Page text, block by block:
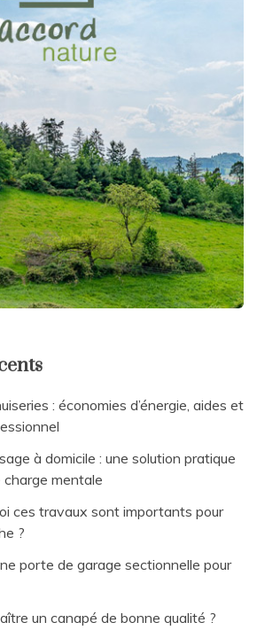
: économies d’énergie, aides et
à domicile : une solution pratique
mentale
ces travaux sont importants pour
?
porte de garage sectionnelle pour
un canapé de bonne qualité ?